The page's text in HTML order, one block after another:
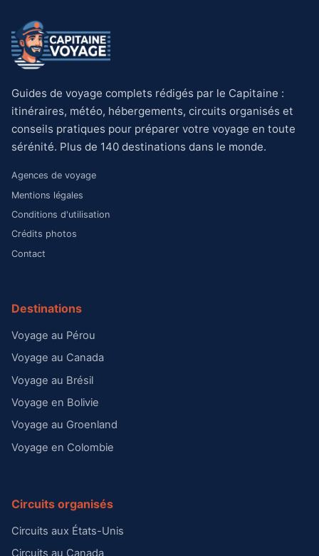
Guides de voyage complets rédigés par le Capitaine :
itinéraires, météo, hébergements, circuits organisés et
conseils pratiques pour préparer votre voyage en toute
sérénité. Plus de 140 destinations dans le monde.
Agences de voyage
Mentions légales
Conditions d'utilisation
Crédits photos
Contact
Destinations
Voyage au Pérou
Voyage au Canada
Voyage au Brésil
Voyage en Bolivie
Voyage au Groenland
Voyage en Colombie
Circuits organisés
Circuits aux États-Unis
Circuits au Canada